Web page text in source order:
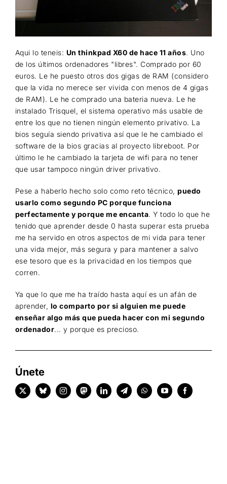
Aqui lo teneis: Un thinkpad X60 de hace 11 años. Uno
de los últimos ordenadores "libres". Comprado por 60
euros. Le he puesto otros dos gigas de RAM (considero
que la vida no merece ser vivida con menos de 4 gigas
de RAM). Le he comprado una bateria nueva. Le he
instalado Trisquel, el sistema operativo más usable de
entre los que no tienen ningún elemento privativo. La
bios seguía siendo privativa así que le he cambiado el
software de la bios gracias al proyecto libreboot. Por
último le he cambiado la tarjeta de wifi para no tener
que usar tampoco ningún driver privativo.
Pese a haberlo hecho solo como reto técnico,puedo
usarlo como segundo PC porque funciona
perfectamente y porque me encanta. Y todo lo que he
tenido que aprender desde 0 hasta superar esta prueba
me ha servido en otros aspectos de mi vida para tener
una vida mejor, más segura y para mantener a salvo
ese tesoro que es la privacidad en los tiempos que
corren.
Ya que lo que me ha traído hasta aquí es un afán de
aprender, lo comparto por si alguien me puede
enseñar algo más que pueda hacer con mi segundo
ordenador... y porque es precioso.
Únete